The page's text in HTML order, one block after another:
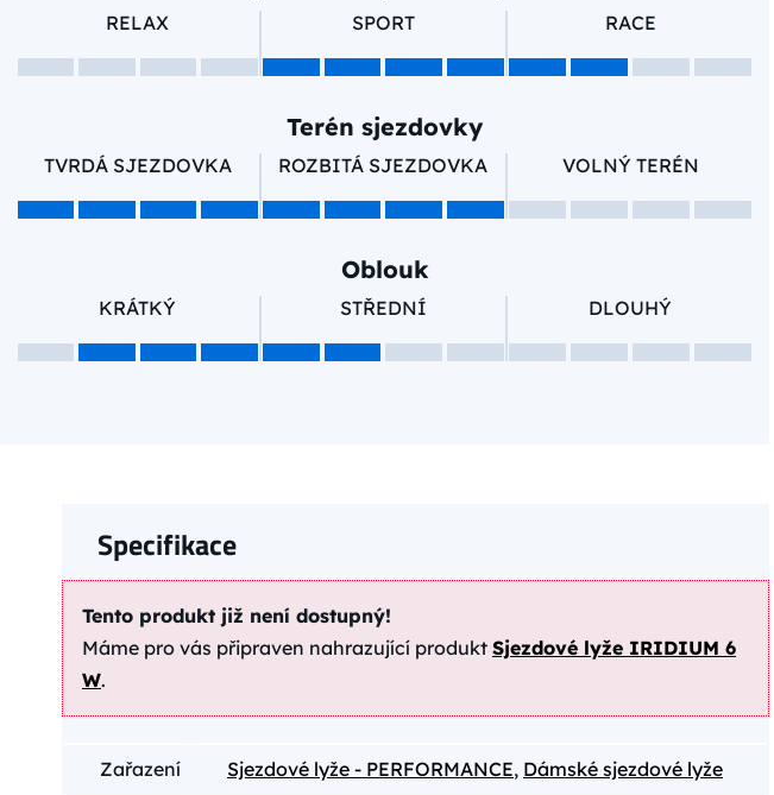
RELAX SPORT RACE
Terén sjezdovky
TVRDÁ SJEZDOVKA ROZBITÁ SJEZDOVKA VOLNÝ TERÉN
Oblouk
KRÁTKÝ STŘEDNÍ DLOUHÝ
Specifikace
Tento produkt již není dostupný!
Máme pro vás připraven nahrazující produkt Sjezdové lyže IRIDIUM 6
W.
Zařazení Sjezdové lyže - PERFORMANCE, Dámské sjezdové lyže